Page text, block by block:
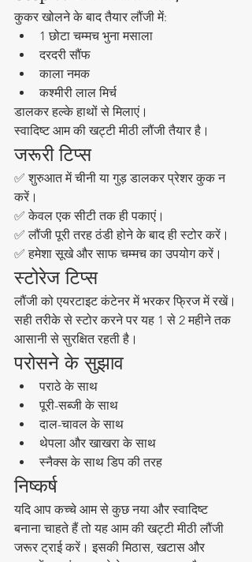
कुकर खोलने के बाद तैयार लौंजी में:
1 छोटा चम्मच भुना मसाला
दरदरी सौंफ
काला नमक
कश्मीरी लाल मिर्च
डालकर हल्के हाथों से मिलाएं।
स्वादिष्ट आम की खट्टी मीठी लौंजी तैयार है।
जरूरी टिप्स
✅ शुरुआत में चीनी या गुड़ डालकर प्रेशर कुक न
करें।
✅ केवल एक सीटी तक ही पकाएं।
✅ लौंजी पूरी तरह ठंडी होने के बाद ही स्टोर करें।
✅ हमेशा सूखे और साफ चम्मच का उपयोग करें।
स्टोरेज टिप्स
लौंजी को एयरटाइट कंटेनर में भरकर फ्रिज में रखें।
सही तरीके से स्टोर करने पर यह 1 से 2 महीने तक
आसानी से सुरक्षित रहती है।
परोसने के सुझाव
पराठे के साथ
पूरी-सब्जी के साथ
दाल-चावल के साथ
थेपला और खाखरा के साथ
स्नैक्स के साथ डिप की तरह
निष्कर्ष
यदि आप कच्चे आम से कुछ नया और स्वादिष्ट
बनाना चाहते हैं तो यह आम की खट्टी मीठी लौंजी
जरूर ट्राई करें। इसकी मिठास, खटास और